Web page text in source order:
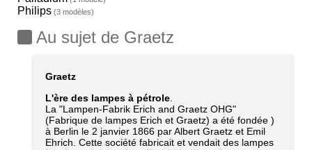
Philips (3 modèles)
Au sujet de Graetz
Graetz
L'ère des lampes à pétrole
La "Lampen-Fabrik Erich and Graetz OHG"
(Fabrique de lampes Erich et Graetz) a été fondée )
à Berlin le 2 janvier 1866 par Albert Graetz et Emil
Ehrich. Cette société fabricait et vendait des lampes